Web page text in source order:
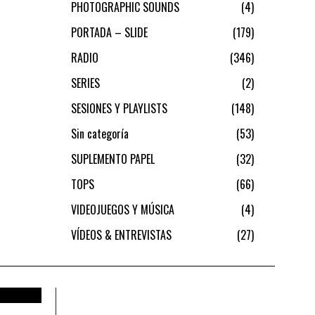
PHOTOGRAPHIC SOUNDS
4
PORTADA – SLIDE
179
RADIO
346
SERIES
2
SESIONES Y PLAYLISTS
148
Sin categoría
53
SUPLEMENTO PAPEL
32
TOPS
66
VIDEOJUEGOS Y MÚSICA
4
VÍDEOS & ENTREVISTAS
27